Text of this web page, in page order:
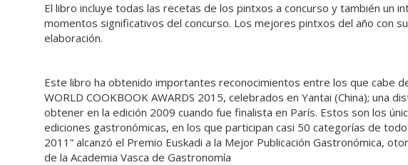
El libro incluye todas las recetas de los pintxos a concurso y también un
momentos significativos del concurso. Los mejores pintxos del año con
elaboración.
Este libro ha obtenido importantes reconocimientos entre los que cabe
WORLD COOKBOOK AWARDS 2015, celebrados en Yantai (China); una
obtener en la edición 2009 cuando fue finalista en París. Estos son los
ediciones gastronómicas, en los que participan casi 50 categorías de
2011” alcanzó el Premio Euskadi a la Mejor Publicación Gastronómica,
de la Academia Vasca de Gastronomía